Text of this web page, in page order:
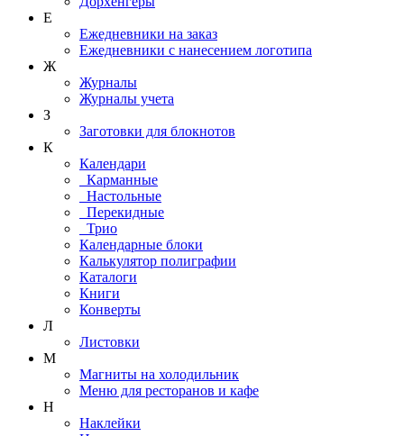
Е
Ежедневники на заказ
Ежедневники с нанесением логотипа
Ж
Журналы
Журналы учета
З
Заготовки для блокнотов
К
Календари
Карманные
Настольные
Перекидные
Трио
Календарные блоки
Калькулятор полиграфии
Каталоги
Книги
Конверты
Л
Листовки
М
Магниты на холодильник
Меню для ресторанов и кафе
Н
Наклейки